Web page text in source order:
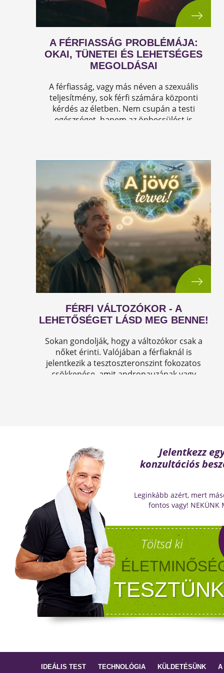
A FÉRFIASSÁG PROBLÉMÁJA:
OKAI, TÜNETEI ÉS LEHETSÉGES
MEGOLDÁSAI
A férfiasság, vagy más néven a szexuális
teljesítmény, sok férfi számára központi
kérdés az életben. Nem csupán a testi
egészséget, hanem az önbecsülést is
FÉRFI VÁLTOZÓKOR - A
LEHETŐSÉGET LÁSD MEG BENNE!
Sokan gondolják, hogy a változókor csak a
nőket érinti. Valójában a férfiaknál is
jelentkezik a tesztoszteronszint fokozatos
csökkenése, amit andropauzának vagy
Jelentkezz
konzultációs
Leginkább azért, mert
fontos vagy! NEKÜNK
Töltsd ki
IDEÁLIS TEST TECHNOLÓGIA KÜLDETÉSÜNK A